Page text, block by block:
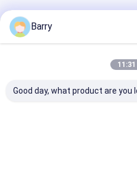
Produtos Recomendados
Barry
11:31
Good day, what product are you